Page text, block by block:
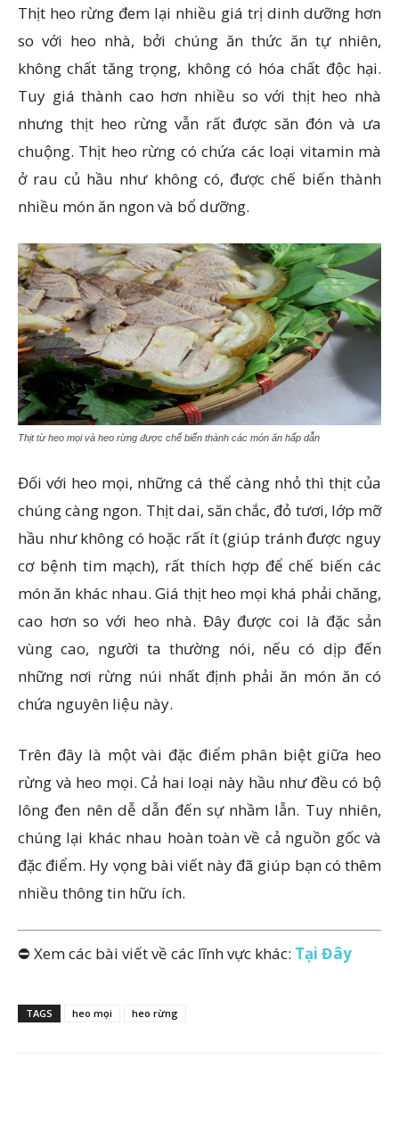
Thịt heo rừng đem lại nhiều giá trị dinh dưỡng hơn
so với heo nhà, bởi chúng ăn thức ăn tự nhiên,
không chất tăng trọng, không có hóa chất độc hại.
Tuy giá thành cao hơn nhiều so với thịt heo nhà
nhưng thịt heo rừng vẫn rất được săn đón và ưa
chuộng. Thịt heo rừng có chứa các loại vitamin mà
ở rau củ hầu như không có, được chế biến thành
nhiều món ăn ngon và bổ dưỡng.
Thịt từ heo mọi và heo rừng được chế biến thành các món ăn hấp dẫn
Đối với heo mọi, những cá thể càng nhỏ thì thịt của
chúng càng ngon. Thịt dai, săn chắc, đỏ tươi, lớp mỡ
hầu như không có hoặc rất ít (giúp tránh được nguy
cơ bệnh tim mạch), rất thích hợp để chế biến các
món ăn khác nhau. Giá thịt heo mọi khá phải chăng,
cao hơn so với heo nhà. Đây được coi là đặc sản
vùng cao, người ta thường nói, nếu có dịp đến
những nơi rừng núi nhất định phải ăn món ăn có
chứa nguyên liệu này.
Trên đây là một vài đặc điểm phân biệt giữa heo
rừng và heo mọi. Cả hai loại này hầu như đều có bộ
lông đen nên dễ dẫn đến sự nhầm lẫn. Tuy nhiên,
chúng lại khác nhau hoàn toàn về cả nguồn gốc và
đặc điểm. Hy vọng bài viết này đã giúp bạn có thêm
nhiều thông tin hữu ích.
⛔ Xem các bài viết về các lĩnh vực khác: Tại Đây
TAGS heo mọi heo rừng